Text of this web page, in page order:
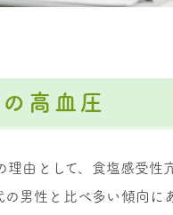
高血圧
由として、食塩感受性
男性と比べ多い傾向に